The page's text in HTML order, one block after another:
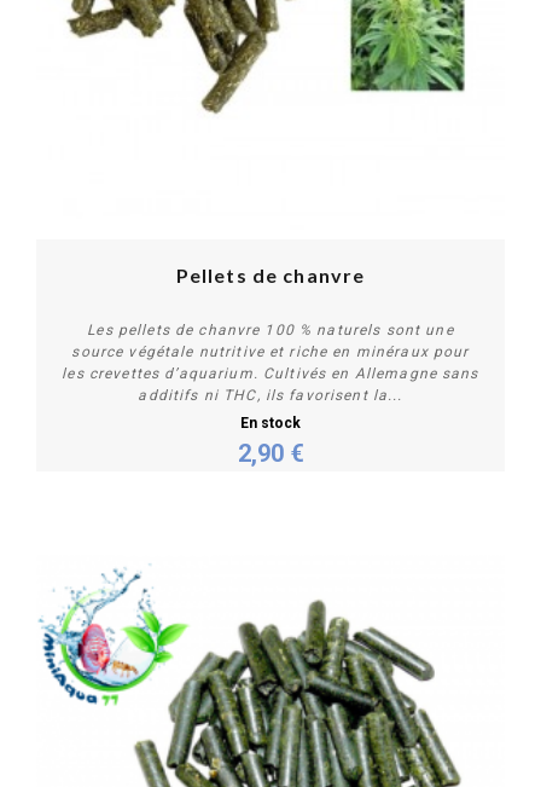
Personnaliser
Pellets de chanvre
Les pellets de chanvre 100 % naturels sont une
source végétale nutritive et riche en minéraux pour
les crevettes d’aquarium. Cultivés en Allemagne sans
additifs ni THC, ils favorisent la...
En stock
2,90 €